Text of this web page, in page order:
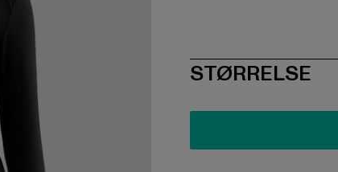
SIZE
STØRRELSE